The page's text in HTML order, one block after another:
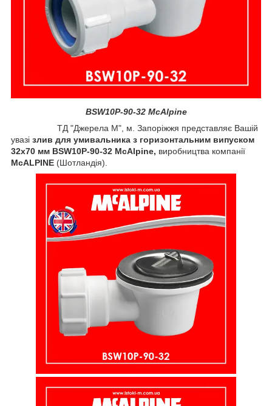
BSW10P-90-32 McAlpine
ТД "Джерела М", м. Запоріжжя представляє Вашій
увазі злив для умивальника з горизонтальним випуском
32x70 мм BSW10P-90-32 McAlpine, виробництва компанії
McALPINE (Шотландія).